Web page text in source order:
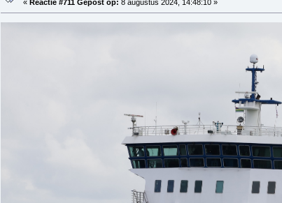
«Reactie #711 Gepost op: 8 augustus 2024, 14:48:10 »